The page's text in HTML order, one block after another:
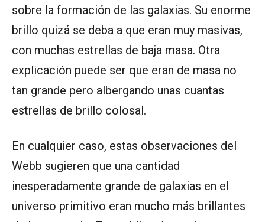
sobre la formación de las galaxias. Su enorme
brillo quizá se deba a que eran muy masivas,
con muchas estrellas de baja masa. Otra
explicación puede ser que eran de masa no
tan grande pero albergando unas cuantas
estrellas de brillo colosal.
En cualquier caso, estas observaciones del
Webb sugieren que una cantidad
inesperadamente grande de galaxias en el
universo primitivo eran mucho más brillantes